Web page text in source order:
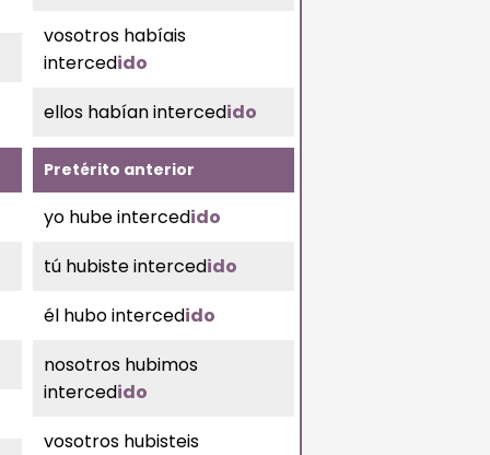
vosotros habíais
intercedido
ellos habían intercedido
Pretérito anterior
yo hube intercedido
tú hubiste intercedido
él hubo intercedido
nosotros hubimos
intercedido
vosotros hubisteis